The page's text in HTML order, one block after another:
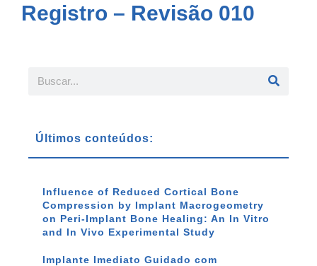
Registro – Revisão 010
Últimos conteúdos:
Influence of Reduced Cortical Bone
Compression by Implant Macrogeometry
on Peri-Implant Bone Healing: An In Vitro
and In Vivo Experimental Study
Implante Imediato Guidado com